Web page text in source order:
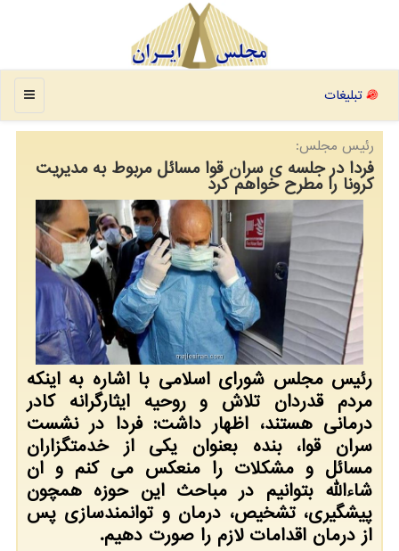
منو تبلیغات
رئیس مجلس:
فردا در جلسه ی سران قوا مسائل مربوط به مدیریت
كرونا را مطرح خواهم كرد
رئیس مجلس شورای اسلامی با اشاره به اینكه
مردم قدردان تلاش و روحیه ایثارگرانه كادر
درمانی هستند، اظهار داشت: فردا در نشست
سران قوا، بنده بعنوان یكی از خدمتگزاران
مسائل و مشكلات را منعكس می كنم و ان
شاءالله بتوانیم در مباحث این حوزه همچون
پیشگیری، تشخیص، درمان و توانمندسازی پس
از درمان اقدامات لازم را صورت دهیم.